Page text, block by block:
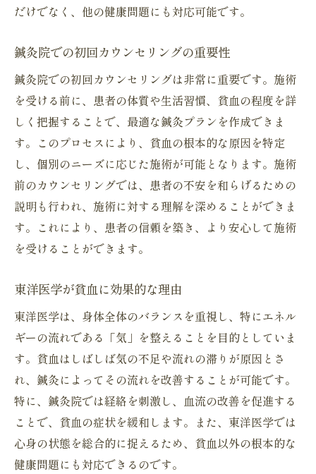
貧血に対する一般的な鍼灸施術の流れ
鍼灸施術がもたらす血液循環の改善
鍼灸による自律神経へのアプローチ
各個人に合った施術プランの提案
貧血改善のためのおすすめのツボ
貧血改善のための鍼灸院活用法を徹底解説
鍼灸院を選ぶ際のポイント
施術前後で心がけたい生活習慣
貧血改善に役立つセルフケア方法
鍼灸と併用できる他の健康法
長期的に見た鍼灸による貧血改善のメリッ
ト
鍼灸院での東洋医学を活用した貧血対策の効果
を実感
鍼灸施術後の身体の変化を観察する
鍼灸によるストレス緩和と貧血改善
東洋医学から見る貧血の捉え方
鍼灸院での施術が持続する理由
だけでなく、他の健康問題にも対応可能です。
鍼灸院での初回カウンセリングの重要性
鍼灸院での初回カウンセリングは非常に重要です。施術
を受ける前に、患者の体質や生活習慣、貧血の程度を詳
しく把握することで、最適な鍼灸プランを作成できま
す。このプロセスにより、貧血の根本的な原因を特定
し、個別のニーズに応じた施術が可能となります。施術
前のカウンセリングでは、患者の不安を和らげるための
説明も行われ、施術に対する理解を深めることができま
す。これにより、患者の信頼を築き、より安心して施術
を受けることができます。
東洋医学が貧血に効果的な理由
東洋医学は、身体全体のバランスを重視し、特にエネル
ギーの流れである「気」を整えることを目的としていま
す。貧血はしばしば気の不足や流れの滞りが原因とさ
れ、鍼灸によってその流れを改善することが可能です。
特に、鍼灸院では経絡を刺激し、血流の改善を促進する
ことで、貧血の症状を緩和します。また、東洋医学では
心身の状態を総合的に捉えるため、貧血以外の根本的な
健康問題にも対応できるのです。